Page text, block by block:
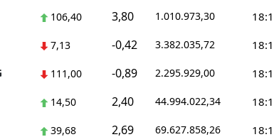
106,40 3,80 1.010.973,30
7,13 -0,42 3.382.035,72
111,00 -0,89 2.295.929,00
14,50 2,40 44.994.022,34
39,68 2,69 69.627.858,26